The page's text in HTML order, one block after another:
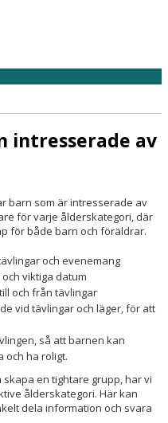
intresserade av
barn som är intresserade av
för varje ålderskategori, där
för både barn och föräldrar.
och evenemang
viktiga datum
och från tävlingar
vid tävlingar och läger, för att
så att barnen kan
och ha roligt.
en tightare grupp, har vi
ålderskategori. Här kan
dela information och svara